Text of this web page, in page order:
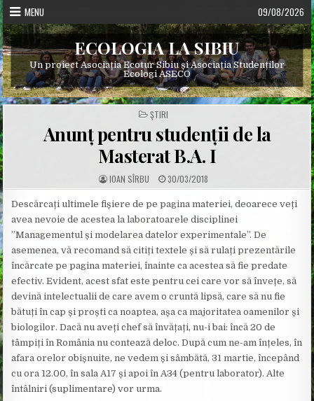
Skip
to
content
MENU 09/08/2026
ECOLOGIA LA SIBIU
Un proiect Asociația Ecotur Sibiu și Asociația Studenților
Ecologi ASECO
POSTED
IN
ŞTIRI
Anunț pentru studenții de la
Masterat B.A. I
A
U
H
O
R
IOAN SÎRBU P
U
L
S
H
E
D
A
T
E
:
30/03/2018
Descărcați ultimele fișiere de pe pagina materiei, deoarece veți
avea nevoie de acestea la laboratoarele disciplinei
”Managementul și modelarea datelor experimentale”. De
asemenea, vă recomand să citiți textele și să rulați prezentările
încărcate pe pagina materiei, înainte ca acestea să fie predate
efectiv. Evident, acest sfat este pentru cei care vor să învețe, să
devină intelectualii de care avem o cruntă lipsă, care să nu fie
bătuți în cap și proști ca noaptea, așa ca majoritatea oamenilor și
biologilor. Dacă nu aveți chef să învățați, nu-i bai: încă 20 de
tâmpiți în România nu contează deloc. După cum ne-am înțeles, în
afara orelor obișnuite, ne vedem și sâmbătă, 31 martie, începând
cu ora 12.00, în sala A17 și apoi în A34 (pentru laborator). Alte
întâlniri (suplimentare) vor urma.